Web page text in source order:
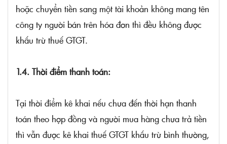
hoặc chuyển tiền sang một tài khoản không mang tên
công ty người bán trên hóa đơn thì đều không được
khấu trừ thuế GTGT.
1.4. Thời điểm thanh toán:
Tại thời điểm kê khai nếu chưa đến thời hạn thanh
toán theo hợp đồng và người mua hàng chưa trả tiền
thì vẫn được kê khai thuế GTGT khấu trừ bình thường,